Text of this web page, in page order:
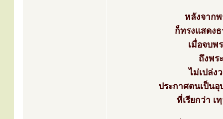
หลังจาก
ก็ทรงแสดง
เมื่อจบพ
ถึงพร
ไม่เปล่ง
ประกาศตนเป็น
ที่เรียกว่า เ